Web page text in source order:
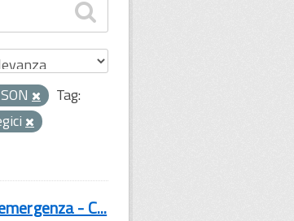
Tag:
- C...